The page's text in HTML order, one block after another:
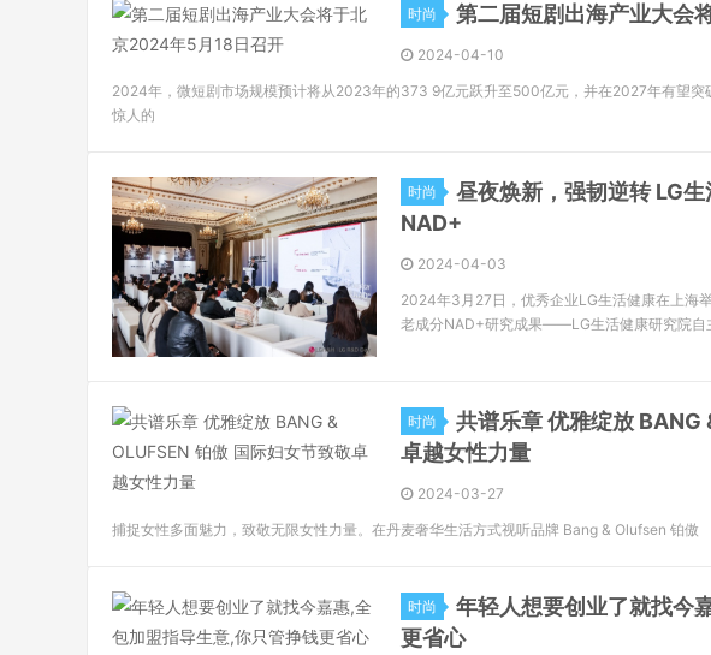
时尚 第二届短剧出海产业大会
2024-04-10
2024年，微短剧市场规模预计将从2023年的373 9亿元跃升至500亿元，并在2027年有望突
惊人的
时尚
昼夜焕新，强韧逆转 LG
NAD+
2024-04-03
2024年3月27日，优秀企业LG生活健康在上海
老成分NAD+研究成果——LG生活健康研究院自
时尚
共谱乐章 优雅绽放 BANG
卓越女性力量
2024-03-27
捕捉女性多面魅力，致敬无限女性力量。在丹麦奢华生活方式视听品牌 Bang & Olufsen 铂傲
时尚
年轻人想要创业了就找今
更省心